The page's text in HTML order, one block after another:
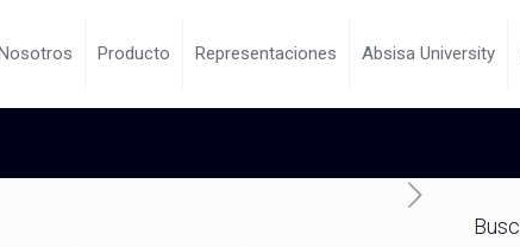
Producto Representaciones Absisa University